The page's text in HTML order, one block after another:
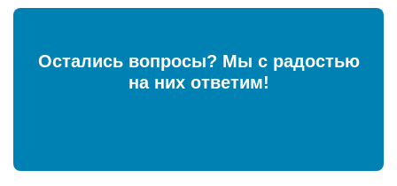
Остались вопросы? Мы с радостью
на них ответим!